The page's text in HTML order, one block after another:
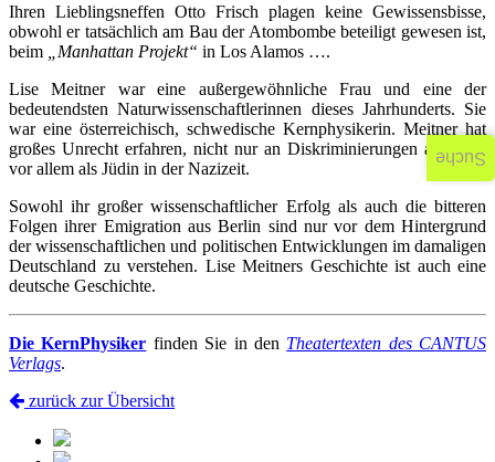
Ihren Lieblingsneffen Otto Frisch plagen keine Gewissensbisse,
obwohl er tatsächlich am Bau der Atombombe beteiligt gewesen ist,
beim
„Manhattan Projekt“ in Los Alamos ….
Lise Meitner war eine außergewöhnliche Frau und eine der
bedeutendsten Naturwissenschaftlerinnen dieses Jahrhunderts. Sie
war eine österreichisch, schwedische Kernphysikerin. Meitner hat
großes Unrecht erfahren, nicht nur an Diskriminierungen als Frau,
vor allem als Jüdin in der Nazizeit.
Sowohl ihr großer wissenschaftli­cher Erfolg als auch die bitteren
Folgen ihrer Emigration aus Berlin sind nur vor dem Hintergrund
der wissenschaftlichen und politischen Entwicklungen im damaligen
Deutschland zu verstehen. Lise Meitners Geschichte ist auch eine
deutsche Geschichte.
Die KernPhysiker finden Sie in den Theatertexten des CANTUS
Verlags.
zurück zur Übersicht
Suche